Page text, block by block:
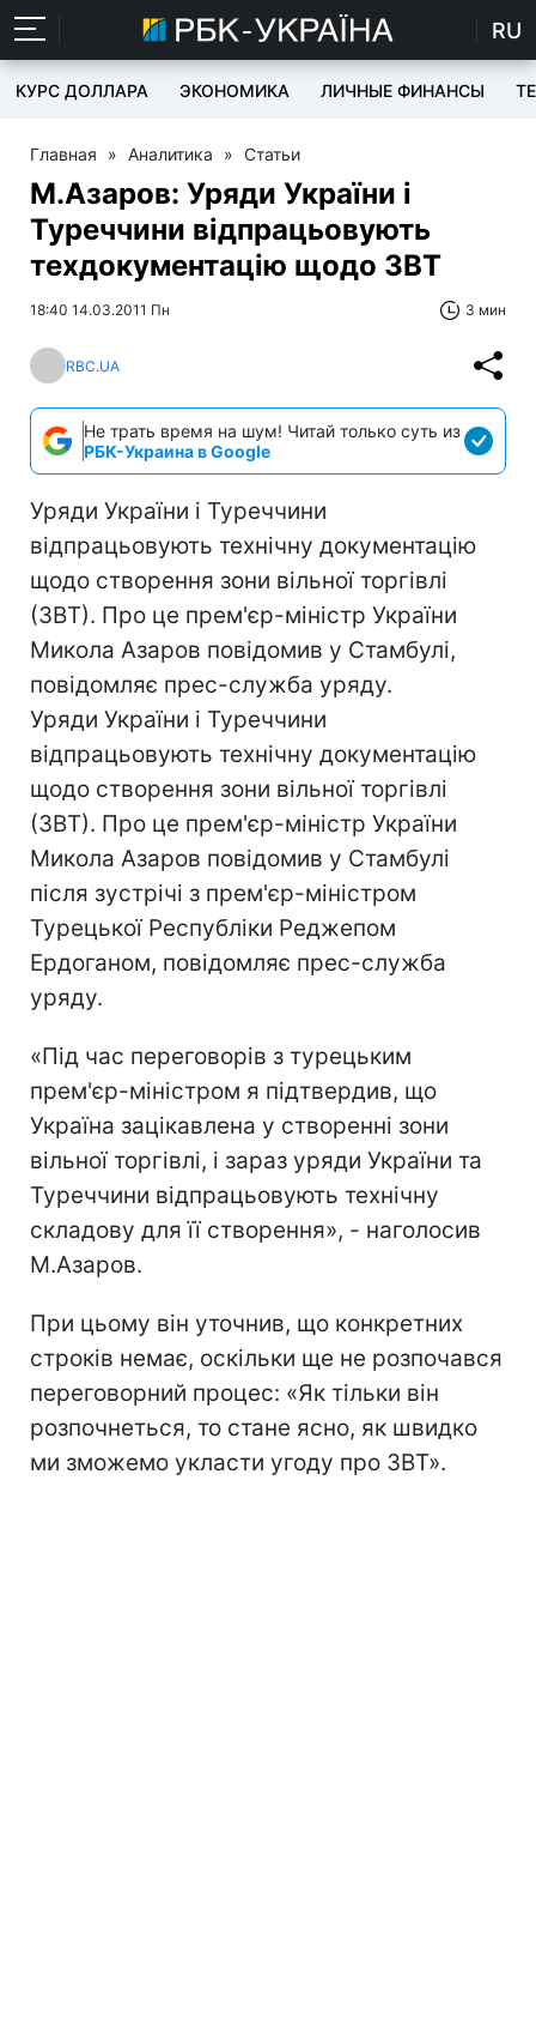
RU
КУРС ДОЛЛАРА ЭКОНОМИКА ЛИЧНЫЕ ФИНАНСЫ
Главная » Аналитика » Статьи
М.Азаров: Уряди України і
Туреччини відпрацьовують
техдокументацію щодо ЗВТ
18:40 14.03.2011 Пн 3 мин
RBC.UA
Не трать время на шум! Читай только суть из
РБК-Украина в Google
Уряди України і Туреччини
відпрацьовують технічну документацію
щодо створення зони вільної торгівлі
(ЗВТ). Про це прем'єр-міністр України
Микола Азаров повідомив у Стамбулі,
повідомляє прес-служба уряду.
Уряди України і Туреччини
відпрацьовують технічну документацію
щодо створення зони вільної торгівлі
(ЗВТ). Про це прем'єр-міністр України
Микола Азаров повідомив у Стамбулі
після зустрічі з прем'єр-міністром
Турецької Республіки Реджепом
Ердоганом, повідомляє прес-служба
уряду.
«Під час переговорів з турецьким
прем'єр-міністром я підтвердив, що
Україна зацікавлена у створенні зони
вільної торгівлі, і зараз уряди України та
Туреччини відпрацьовують технічну
складову для її створення», - наголосив
М.Азаров.
При цьому він уточнив, що конкретних
строків немає, оскільки ще не розпочався
переговорний процес: «Як тільки він
розпочнеться, то стане ясно, як швидко
ми зможемо укласти угоду про ЗВТ».